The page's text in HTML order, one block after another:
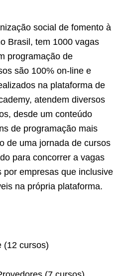
social de fomento à
Brasil, tem 1000 vagas
programação de
são 100% on-line e
na plataforma de
atendem diversos
desde um conteúdo
de programação mais
de uma jornada de cursos
para concorrer a vagas
por empresas que inclusive
na própria plataforma.
(12 cursos)